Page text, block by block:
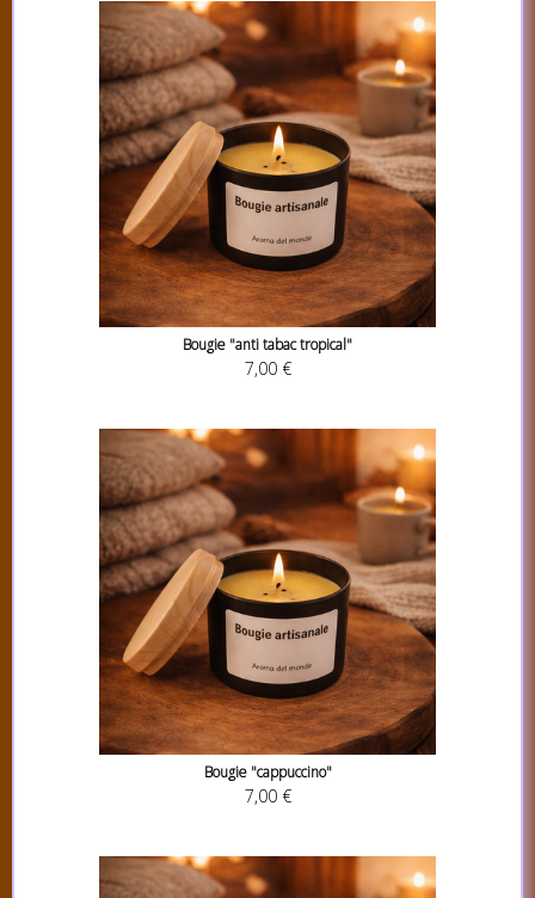
Bougie "anti tabac tropical"
7,00 €
Bougie "cappuccino"
7,00 €